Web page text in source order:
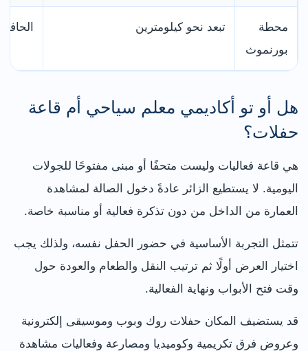
محطة
بورنموث
تبعد نحو كيلومترين
هل أو تو أكاديمي معلم سياحي أم قاعة
حفلات؟
هي قاعة فعاليات وليست متحفًا أو مبنى مفتوحًا للجولات
اليومية. لا يستطيع الزائر عادةً دخول الصالة لمشاهدة
العمارة من الداخل من دون تذكرة فعالية أو مناسبة خاصة.
تتمثل التجربة الأساسية في حضور الحفل نفسه، ولذلك يجب
اختيار العرض أولًا ثم ترتيب النقل والطعام والعودة حول
وقت فتح الأبواب ونهاية الفعالية.
قد يستضيف المكان حفلات روك وبوب وموسيقى إلكترونية
وعروض فرق تكريمية وكوميديا ومصارعة وفعاليات مشاهدة